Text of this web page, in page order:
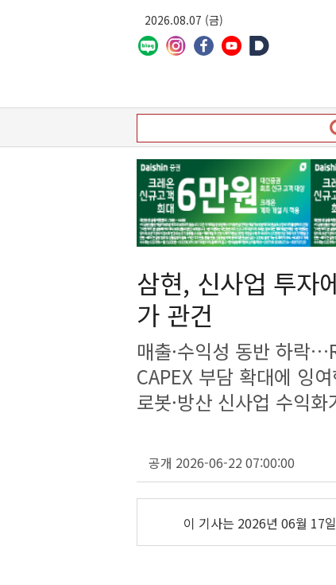
2026.08.07 (금)
삼현, 신사업 투자
가 관건
매출·수익성 동반 하락
CAPEX 부담 확대에 잉
로봇·방산 신사업 수익
공개 2026-06-22 07:00:00
이 기사는 2026년 06월 17